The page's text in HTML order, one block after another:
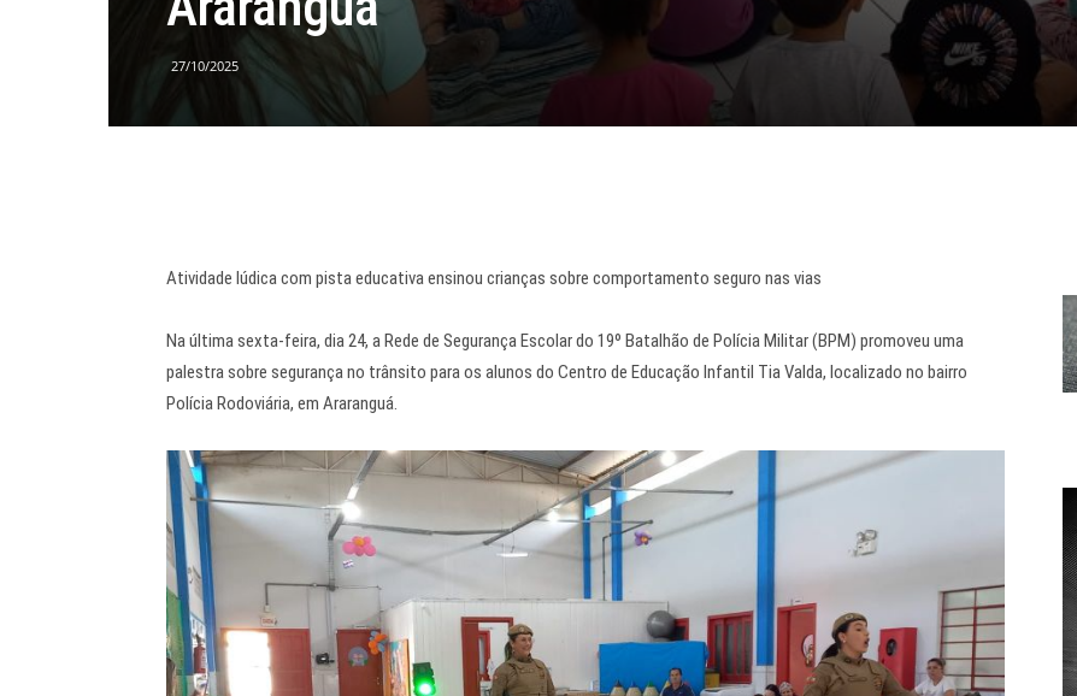
27/10/2025
Atividade lúdica com pista educativa ensinou crianças sobre comportamento seguro nas vias
Na última sexta-feira, dia 24, a Rede de Segurança Escolar do 19º Batalhão de Polícia Militar (BPM) promoveu uma
palestra sobre segurança no trânsito para os alunos do Centro de Educação Infantil Tia Valda, localizado no bairro
Polícia Rodoviária, em Araranguá.